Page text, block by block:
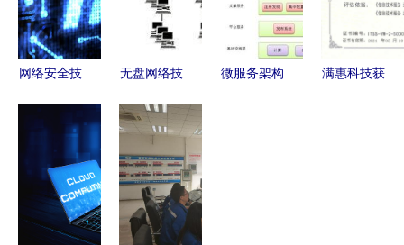
能智慧农业
研究院院长
张涌谈网络
技术服务
网络安全技
DDoS的攻
无盘网络技
捷的网络服
务解决方案
微服务架构
满惠科技获